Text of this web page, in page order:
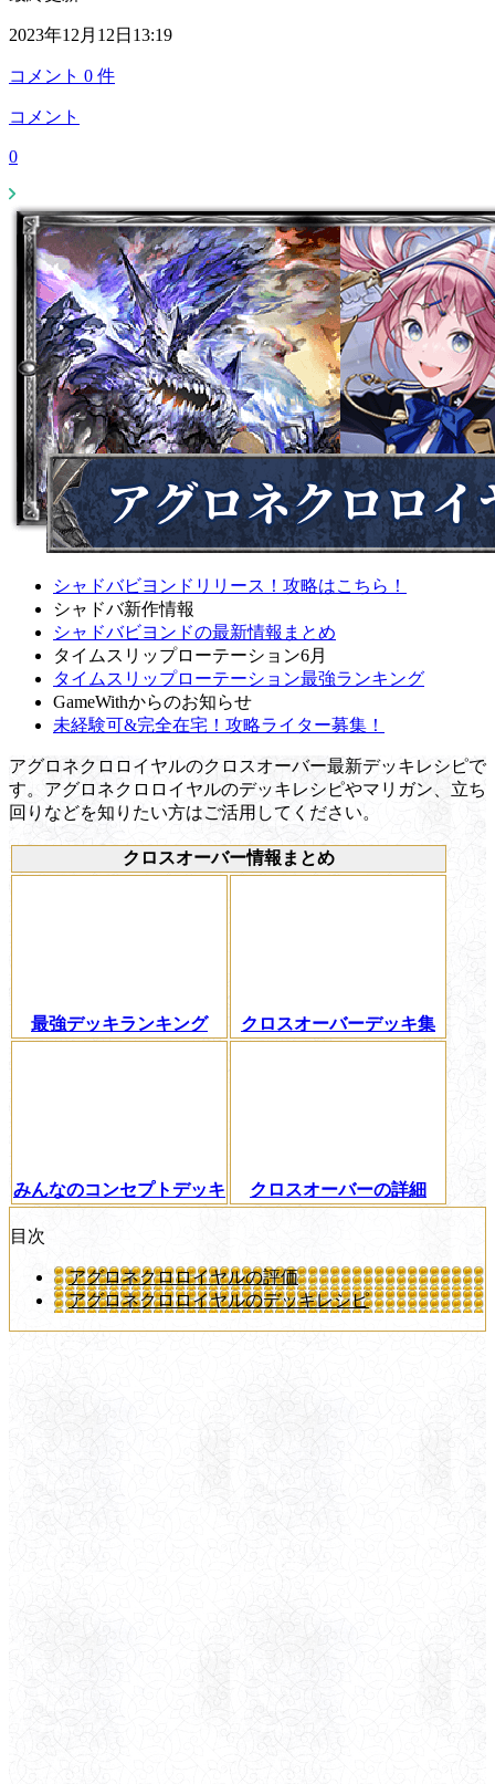
2023年12月12日13:19
コメント 0 件
コメント
0
シャドバビヨンドリリース！攻略はこちら！
シャドバ新作情報
シャドバビヨンドの最新情報まとめ
タイムスリップローテーション6月
タイムスリップローテーション最強ランキング
GameWithからのお知らせ
未経験可&完全在宅！攻略ライター募集！
アグロネクロロイヤルのクロスオーバー最新デッキレシピで
す。アグロネクロロイヤルのデッキレシピやマリガン、立ち
回りなどを知りたい方はご活用してください。
クロスオーバー情報まとめ
最強デッキランキング クロスオーバーデッキ集
みんなのコンセプトデッキ クロスオーバーの詳細
目次
アグロネクロロイヤルの評価
アグロネクロロイヤルのデッキレシピ